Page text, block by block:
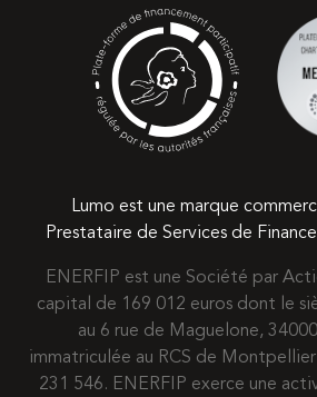
Lumo est une marque
Prestataire de Services de
ENERFIP est une Société par
capital de 169 012 euros dont le
au 6 rue de Maguelone,
immatriculée au RCS de
231 546. ENERFIP exerce une